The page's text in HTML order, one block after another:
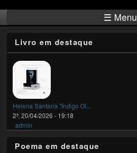
☰ Menu
Livro em destaque
Helena Santana "Índigo Ol...
2ª, 20/04/2026 - 19:18
admin
Poema em destaque